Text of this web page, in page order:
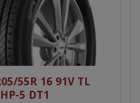
55R 16 91V TL
5 DT1